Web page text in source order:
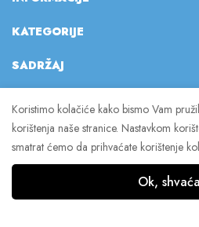
KATEGORIJE
SADRŽAJ
© 2023 Lively Pharm.
Koristimo kolačiće kako bismo Vam
korištenja naše stranice. Nastavkom
smatrat ćemo da prihvaćate korištenje
Ok,